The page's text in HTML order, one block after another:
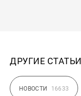
ДРУГИЕ
НОВОСТИ 16633